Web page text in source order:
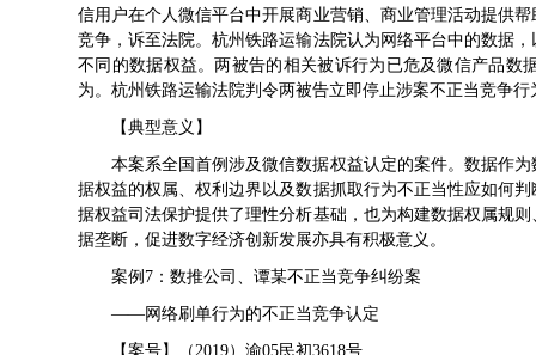
信用户在个人微信平台中开展商业营销、商业管理活动提供
竞争，诉至法院。杭州铁路运输法院认为网络平台中的数据
不同的数据权益。两被告的相关被诉行为已危及微信产品
为。杭州铁路运输法院判令两被告立即停止涉案不正当竞争
【典型意义】
本案系全国首例涉及微信数据权益认定的案件。数据作
据权益的权属、权利边界以及数据抓取行为不正当性应如何
据权益司法保护提供了理性分析基础，也为构建数据权属规
据垄断，促进数字经济创新发展亦具有积极意义。
案例7：数推公司、谭某不正当竞争纠纷案
——网络刷单行为的不正当竞争认定
【案号】（2019）渝05民初3618号